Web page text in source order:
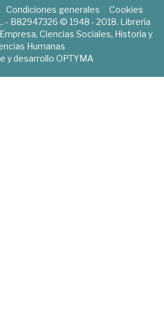
Condiciones generales
Cookies
- B82947326 © 1948 - 2018. Librería
Ciencias Sociales, Historia y
Humanas
y desarrollo OPTYMA